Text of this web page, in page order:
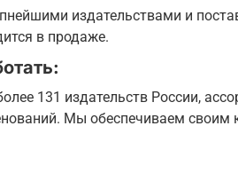
издательствами и
в продаже.
131 издательств России,
Мы обеспечиваем своим